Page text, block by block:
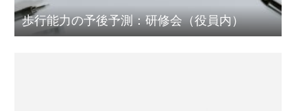
歩行能力の予後予測：研修会（役員内）